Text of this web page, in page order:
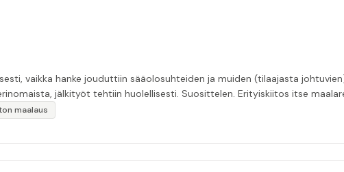
vaikka hanke jouduttiin sääolosuhteiden ja muiden (tilaajasta
jälkityöt tehtiin huolellisesti. Suosittelen. Erityiskiitos itse
maalaus